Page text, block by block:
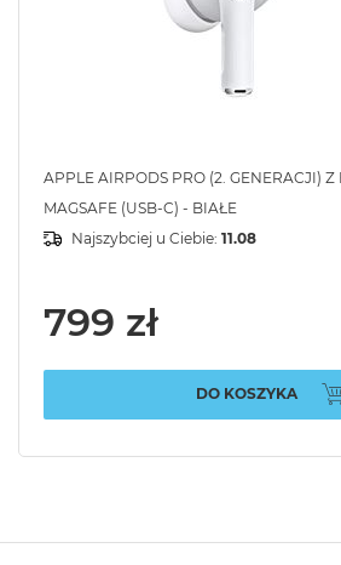
APPLE AIRPODS PRO (2. GENERACJI)
MAGSAFE (USB-C) - BIAŁE
Najszybciej u Ciebie: 11.08
799 zł
DO KOSZYKA